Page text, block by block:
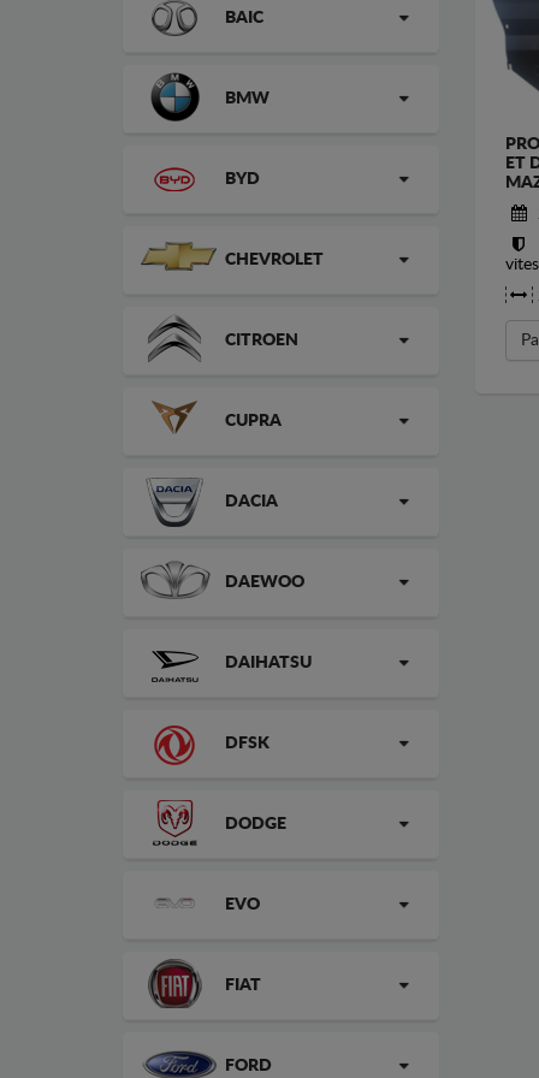
BAIC
BMW
BYD
CHEVROLET
CITROEN
CUPRA
DACIA
DAEWOO
DAIHATSU
DFSK
DODGE
EVO
FIAT
FORD
ET